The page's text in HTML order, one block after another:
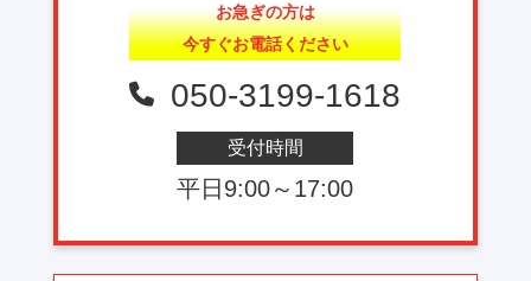
お急ぎの方は
今すぐお電話ください
050-3199-1618
受付時間
平日9:00～17:00